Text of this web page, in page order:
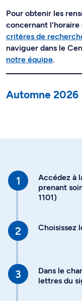
Pour obtenir les
concernant l'horaire
critères de
naviguer dans le
notre équipe.
Automne 2026
Accédez à
prenant
1101)
Choisissez
Dans le
lettres du